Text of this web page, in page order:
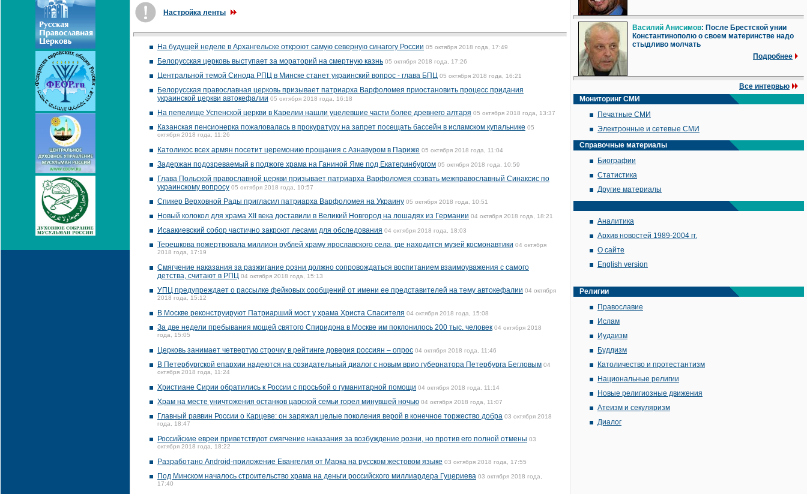
Настройка ленты
На будущей неделе в Архангельске откроют самую северную синагогу России 05 октября 2018 года, 17:49
Белорусская церковь выступает за мораторий на смертную казнь 05 октября 2018 года, 17:26
Центральной темой Синода РПЦ в Минске станет украинский вопрос - глава БПЦ 05 октября 2018 года, 16:21
Белорусская православная церковь призывает патриарха Варфоломея приостановить процесс придания
украинской церкви автокефалии 05 октября 2018 года, 16:18
На пепелище Успенской церкви в Карелии нашли уцелевшие части более древнего алтаря 05 октября 2018 года, 13:37
Казанская пенсионерка пожаловалась в прокуратуру на запрет посещать бассейн в исламском купальнике 05
октября 2018 года, 11:26
Католикос всех армян посетит церемонию прощания с Азнавуром в Париже 05 октября 2018 года, 11:04
Задержан подозреваемый в поджоге храма на Ганиной Яме под Екатеринбургом 05 октября 2018 года, 10:59
Глава Польской православной церкви призывает патриарха Варфоломея созвать межправославный Синаксис по
украинскому вопросу 05 октября 2018 года, 10:57
Спикер Верховной Рады пригласил патриарха Варфоломея на Украину 05 октября 2018 года, 10:51
Новый колокол для храма XII века доставили в Великий Новгород на лошадях из Германии 04 октября 2018 года, 18:21
Исаакиевский собор частично закроют лесами для обследования 04 октября 2018 года, 18:03
Терешкова пожертвовала миллион рублей храму ярославского села, где находится музей космонавтики 04 октября
2018 года, 17:19
Смягчение наказания за разжигание розни должно сопровождаться воспитанием взаимоуважения с самого
детства, считают в РПЦ 04 октября 2018 года, 15:13
УПЦ предупреждает о рассылке фейковых сообщений от имени ее представителей на тему автокефалии 04 октября
2018 года, 15:12
В Москве реконструируют Патриарший мост у храма Христа Спасителя 04 октября 2018 года, 15:08
За две недели пребывания мощей святого Спиридона в Москве им поклонилось 200 тыс. человек 04 октября 2018
года, 15:05
Церковь занимает четвертую строчку в рейтинге доверия россиян – опрос 04 октября 2018 года, 11:46
В Петербургской епархии надеются на созидательный диалог с новым врио губернатора Петербурга Бегловым 04
октября 2018 года, 11:24
Христиане Сирии обратились к России с просьбой о гуманитарной помощи 04 октября 2018 года, 11:14
Храм на месте уничтожения останков царской семьи горел минувшей ночью 04 октября 2018 года, 11:07
Главный раввин России о Карцеве: он заряжал целые поколения верой в конечное торжество добра 03 октября 2018
года, 18:47
Российские евреи приветствуют смягчение наказания за возбуждение розни, но против его полной отмены 03
октября 2018 года, 18:22
Разработано Android-приложение Евангелия от Марка на русском жестовом языке 03 октября 2018 года, 17:55
Под Минском началось строительство храма на деньги российского миллиардера Гуцериева 03 октября 2018 года,
17:40
Василий Анисимов: После Брестской унии
Константинополю о своем материнстве надо
стыдливо молчать
Подробнее
Все интервью
Мониторинг СМИ
Печатные СМИ
Электронные и сетевые СМИ
Справочные материалы
Биографии
Статистика
Другие материалы
Аналитика
Архив новостей 1989-2004 гг.
О сайте
English version
Религии
Православие
Ислам
Иудаизм
Буддизм
Католичество и протестантизм
Национальные религии
Новые религиозные движения
Атеизм и секуляризм
Диалог